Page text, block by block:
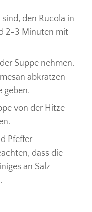
den Rucola in
2-3 Minuten mit
Suppe nehmen.
abkratzen
geben.
von der Hitze
Pfeffer
dass die
an Salz